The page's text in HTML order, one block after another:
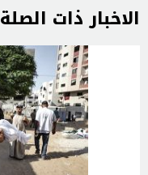
الاخبار ذات الصلة